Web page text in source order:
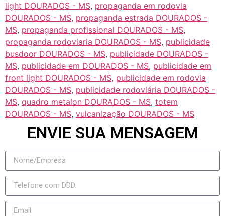
light DOURADOS - MS, propaganda em rodovia
DOURADOS - MS, propaganda estrada DOURADOS -
MS, propaganda profissional DOURADOS - MS,
propaganda rodoviaria DOURADOS - MS, publicidade
busdoor DOURADOS - MS, publicidade DOURADOS -
MS, publicidade em DOURADOS - MS, publicidade em
front light DOURADOS - MS, publicidade em rodovia
DOURADOS - MS, publicidade rodoviária DOURADOS -
MS, quadro metalon DOURADOS - MS, totem
DOURADOS - MS, vulcanização DOURADOS - MS
ENVIE SUA MENSAGEM